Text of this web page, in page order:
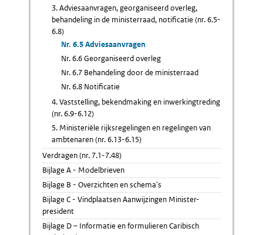
3. Adviesaanvragen, georganiseerd overleg,
behandeling in de ministerraad, notificatie (nr. 6.5-
6.8)
Nr. 6.5 Adviesaanvragen
Nr. 6.6 Georganiseerd overleg
Nr. 6.7 Behandeling door de ministerraad
Nr. 6.8 Notificatie
4. Vaststelling, bekendmaking en inwerkingtreding
(nr. 6.9-6.12)
5. Ministeriële rijksregelingen en regelingen van
ambtenaren (nr. 6.13-6.15)
Verdragen (nr. 7.1-7.48)
Bijlage A - Modelbrieven
Bijlage B - Overzichten en schema's
Bijlage C - Vindplaatsen Aanwijzingen Minister-
president
Bijlage D – Informatie en formulieren Caribisch